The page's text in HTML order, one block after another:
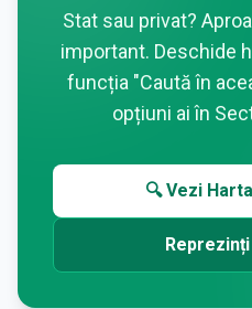
Stat sau privat?
important. Deschide
funcția "Caută în
opțiuni ai în
🔍 Vezi